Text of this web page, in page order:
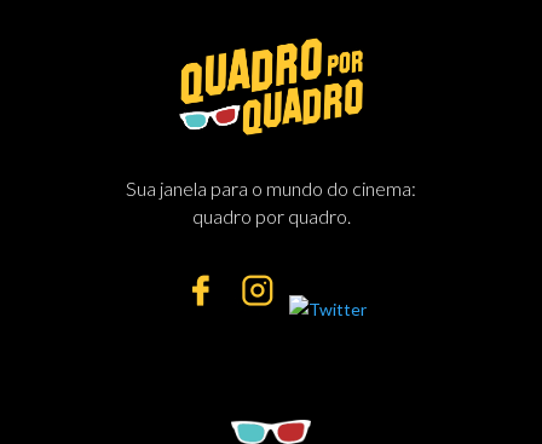
Sua janela para o mundo do cinema:
quadro por quadro.